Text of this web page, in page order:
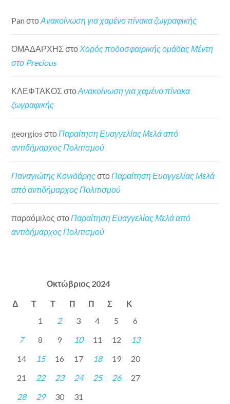
Pan στοΑνακοίνωση για χαμένο πίνακα ζωγραφικής
ΟΜΑΔΑΡΧΗΣ στοΧορός ποδοσφαιρικής ομάδας Μέντη
στο Precious
ΚΛΕΦΤΑΚΟΣ στοΑνακοίνωση για χαμένο πίνακα
ζωγραφικής
georgios στο Παραίτηση Ευαγγελίας Μελά από
αντιδήμαρχος Πολιτισμού
Παναγιώτης Κονιδάρηςστο Παραίτηση Ευαγγελίας Μελά
από αντιδήμαρχος Πολιτισμού
παραόμιλος στοΠαραίτηση Ευαγγελίας Μελά από
αντιδήμαρχος Πολιτισμού
Οκτώβριος 2024
Δ Τ Τ Π Π Σ Κ
1 2 3 4 5
6
7
8 9 10 11 12
13
14
15 16 17 18 19
20
21
22 23 24 25 26
27
28
29 30 31